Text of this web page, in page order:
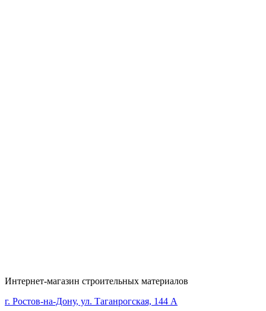
Интернет-магазин строительных материалов
г. Ростов-на-Дону, ул. Таганрогская, 144 А